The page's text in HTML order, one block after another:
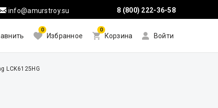
info@amurstroy.su 8 (800) 222-36-58
0
Избранное
0
Корзина Войти
LCK6125HG